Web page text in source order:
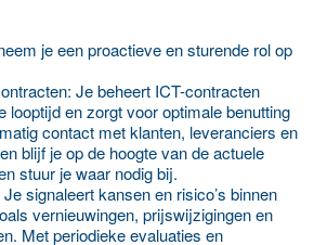
je een proactieve en sturende rol op
Je beheert ICT-contracten
looptijd en zorgt voor optimale benutting
contact met klanten, leveranciers en
blijf je op de hoogte van de actuele
stuur je waar nodig bij.
Je signaleert kansen en risico’s binnen
vernieuwingen, prijswijzigingen en
Met periodieke evaluaties en